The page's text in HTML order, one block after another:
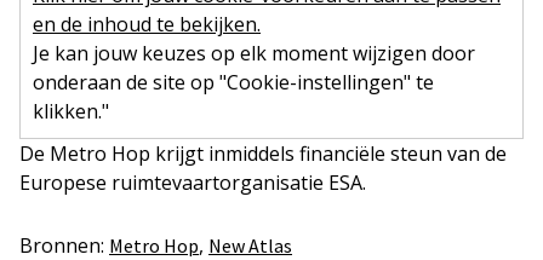
en de inhoud te bekijken.
Je kan jouw keuzes op elk moment wijzigen door
onderaan de site op "Cookie-instellingen" te
klikken."
De Metro Hop krijgt inmiddels financiële steun van de
Europese ruimtevaartorganisatie ESA.
Bronnen: Metro Hop, New Atlas